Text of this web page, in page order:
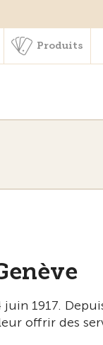
Produits
juin 1917.
offrir des